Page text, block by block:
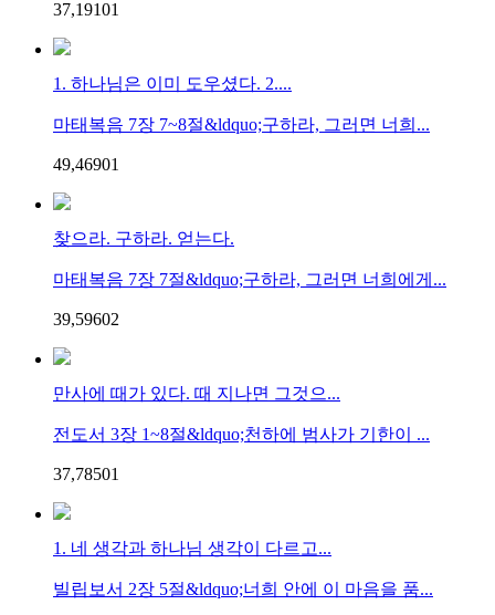
37,19101
1. 하나님은 이미 도우셨다. 2....
마태복음 7장 7~8절&ldquo;구하라, 그러면 너희...
49,46901
찾으라. 구하라. 얻는다.
마태복음 7장 7절&ldquo;구하라, 그러면 너희에게...
39,59602
만사에 때가 있다. 때 지나면 그것으...
전도서 3장 1~8절&ldquo;천하에 범사가 기한이 ...
37,78501
1. 네 생각과 하나님 생각이 다르고...
빌립보서 2장 5절&ldquo;너희 안에 이 마음을 품...